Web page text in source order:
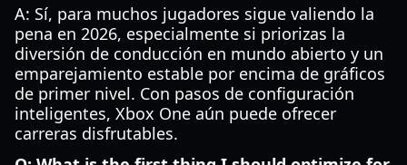
A: Sí, para muchos jugadores sigue valiendo la
pena en 2026, especialmente si priorizas la
diversión de conducción en mundo abierto y un
emparejamiento estable por encima de gráficos
de primer nivel. Con pasos de configuración
inteligentes, Xbox One aún puede ofrecer
carreras disfrutables.